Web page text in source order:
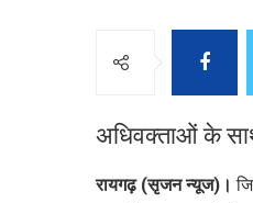
अधिवक्ताओं के
रायगढ़ (सृजन न्यूज)।